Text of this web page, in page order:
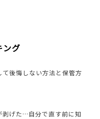
ング
後悔しない方法と保管方
剥げた…自分で直す前に知